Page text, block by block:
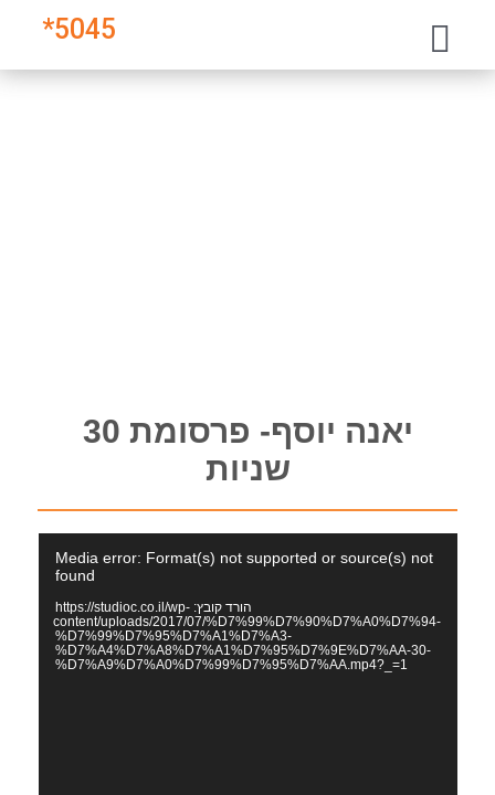
5045
*
יאנה יוסף- פרסומת 30
שניות
וידאוMedia error: Format(s) not supported or source(s) not
found
הורד קובץ: https://studioc.co.il/wp-
content/uploads/2017/07/%D7%99%D7%90%D7%A0%D7%94-
%D7%99%D7%95%D7%A1%D7%A3-
%D7%A4%D7%A8%D7%A1%D7%95%D7%9E%D7%AA-30-
%D7%A9%D7%A0%D7%99%D7%95%D7%AA.mp4?_=1